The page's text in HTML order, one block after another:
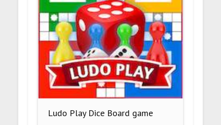
Ludo Play Dice Board game